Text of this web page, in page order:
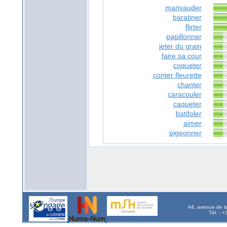
marivauder
baratiner
flirter
papillonner
jeter du grain
faire sa cour
coqueter
conter fleurette
chanter
caracouler
caqueter
batifoler
aimer
pigeonner
44, avenue de
Tél. :